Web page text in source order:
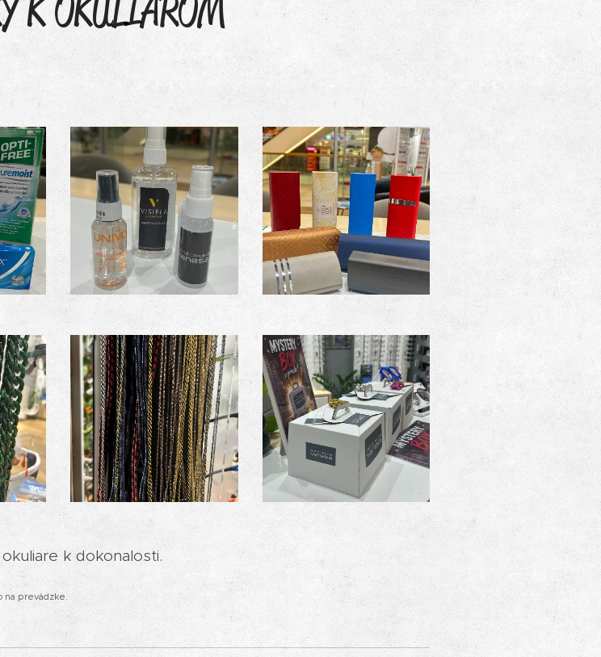
k dokonalosti.
na prevádzke.